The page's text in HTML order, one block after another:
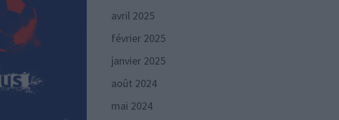
avril 2025
février 2025
janvier 2025
août 2024
mai 2024